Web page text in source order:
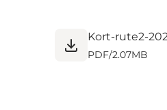
Kort-rute2-
PDF/2.07MB